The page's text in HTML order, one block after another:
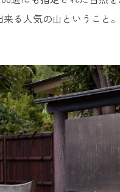
る人気の山ということ。